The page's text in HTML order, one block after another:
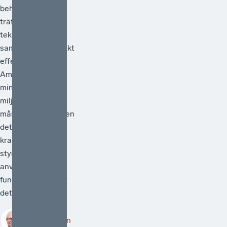
behöver vara
träffsäker,
teknikneutral och
samhällsekonomiskt
effektiv.[1]
Ambitionen att
minska
miljöpåverkan
måste vara hög men
det måste också
kraven på att de
styrmedel som
används faktiskt
fungerar. Därför är
det välkomme...
Robert Lönn